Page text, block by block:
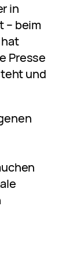
in
– beim
Presse
und